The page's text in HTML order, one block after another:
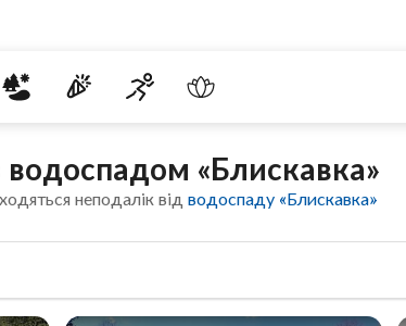
водоспадом «Блискавка»
неподалік відводоспаду «Блискавка»